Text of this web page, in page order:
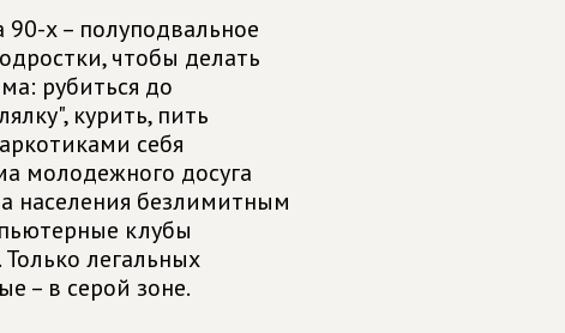
х – полуподвальное
чтобы делать
рубиться до
курить, пить
себя
молодежного досуга
населения безлимитным
клубы
легальных
– в серой зоне.